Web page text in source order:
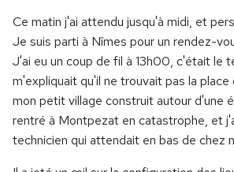
Ce matin j'ai attendu jusqu'à midi, et
Je suis parti à Nîmes pour un rendez-
J'ai eu un coup de fil à 13h00, c'était le
m'expliquait qu'il ne trouvait pas la place
mon petit village construit autour d'une
rentré à Montpezat en catastrophe, et
technicien qui attendait en bas de chez